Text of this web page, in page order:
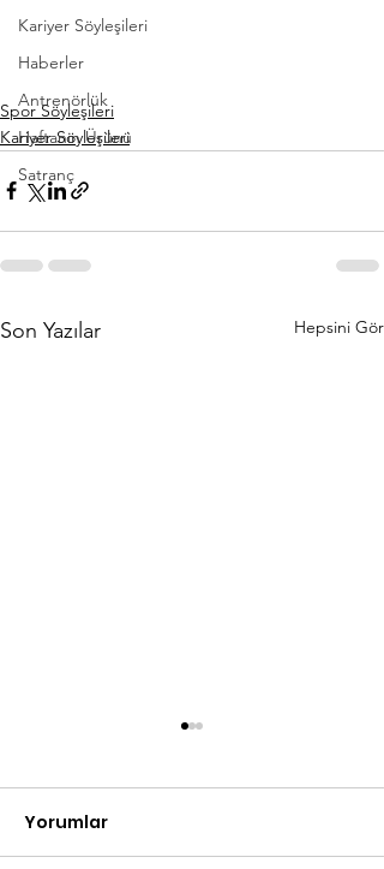
Kariyer Söyleşileri
Haberler
Antrenörlük
Haftanın Ürünü
Satranç
Spor Söyleşileri
Kariyer Söyleşileri
Son Yazılar Hepsini Gör
Yorumlar